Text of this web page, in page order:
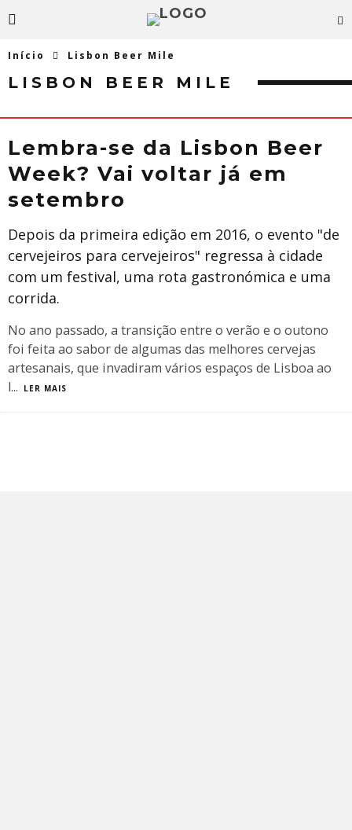
Início Lisbon Beer Mile
LISBON BEER MILE
​Lembra-se da Lisbon Beer
Week? Vai voltar já em
setembro
Depois da primeira edição em 2016, o evento "de
cervejeiros para cervejeiros" regressa à cidade
com um festival, uma rota gastronómica e uma
corrida.
No ano passado, a transição entre o verão e o outono
foi feita ao sabor de algumas das melhores cervejas
artesanais, que invadiram vários espaços de Lisboa ao
l... LER MAIS